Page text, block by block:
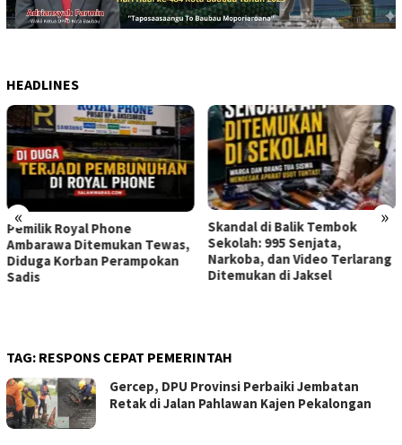
HEADLINES
« »
Pemilik Royal Phone
Ambarawa Ditemukan Tewas,
Diduga Korban Perampokan
Sadis
Skandal di Balik Tembok
Sekolah: 995 Senjata,
Narkoba, dan Video Terlarang
Ditemukan di Jaksel
TAG: RESPONS CEPAT PEMERINTAH
Gercep, DPU Provinsi Perbaiki Jembatan
Retak di Jalan Pahlawan Kajen Pekalongan